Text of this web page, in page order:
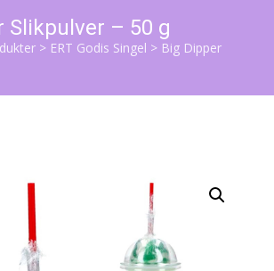
Slikpulver – 50 g
> ERT Godis Singel > Big Dipper